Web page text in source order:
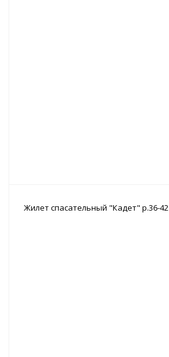
Жилет спасательный "Кадет" р.36-42